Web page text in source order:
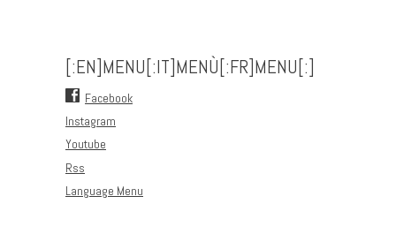
[:EN]MENU[:IT]MENÙ[:FR]MENU[:]
Facebook
Instagram
Youtube
Rss
Language Menu